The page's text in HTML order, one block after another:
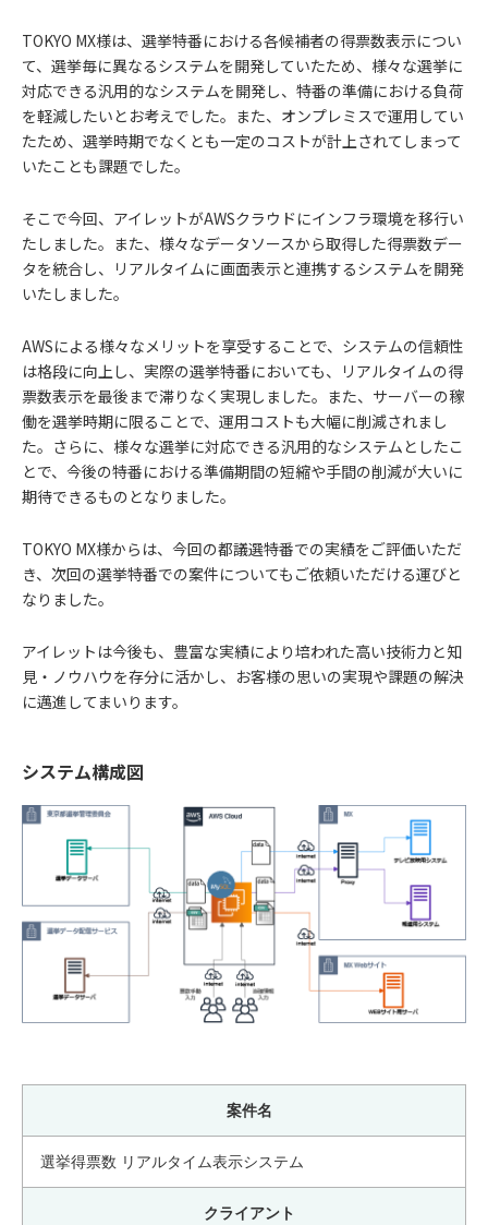
TOKYO MX様は、選挙特番における各候補者の得票数表示につい
て、選挙毎に異なるシステムを開発していたため、様々な選挙に
対応できる汎用的なシステムを開発し、特番の準備における負荷
を軽減したいとお考えでした。また、オンプレミスで運用してい
たため、選挙時期でなくとも一定のコストが計上されてしまって
いたことも課題でした。
そこで今回、アイレットがAWSクラウドにインフラ環境を移行い
たしました。また、様々なデータソースから取得した得票数デー
タを統合し、リアルタイムに画面表示と連携するシステムを開発
いたしました。
AWSによる様々なメリットを享受することで、システムの信頼性
は格段に向上し、実際の選挙特番においても、リアルタイムの得
票数表示を最後まで滞りなく実現しました。また、サーバーの稼
働を選挙時期に限ることで、運用コストも大幅に削減されまし
た。さらに、様々な選挙に対応できる汎用的なシステムとしたこ
とで、今後の特番における準備期間の短縮や手間の削減が大いに
期待できるものとなりました。
TOKYO MX様からは、今回の都議選特番での実績をご評価いただ
き、次回の選挙特番での案件についてもご依頼いただける運びと
なりました。
アイレットは今後も、豊富な実績により培われた高い技術力と知
見・ノウハウを存分に活かし、お客様の思いの実現や課題の解決
に邁進してまいります。
システム構成図
案件名
選挙得票数 リアルタイム表示システム
クライアント